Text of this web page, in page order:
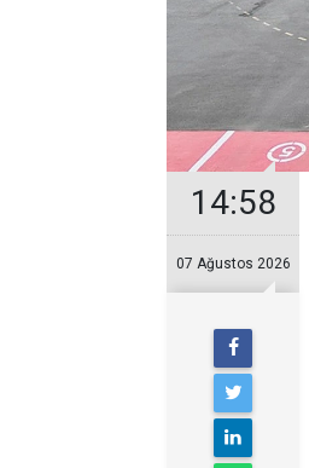
14:58
07 Ağustos 2026